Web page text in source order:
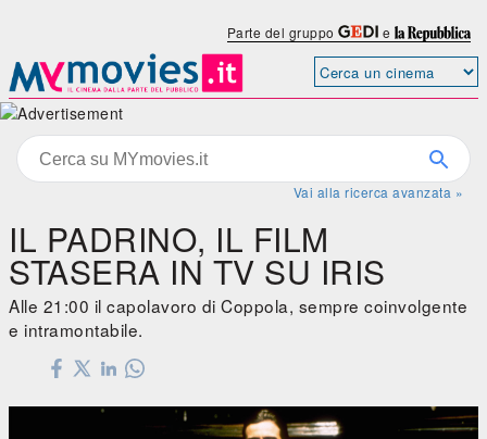
Parte del gruppo e
Vai alla ricerca avanzata »
IL PADRINO, IL FILM
STASERA IN TV SU IRIS
Alle 21:00 il capolavoro di Coppola, sempre coinvolgente
e intramontabile.
